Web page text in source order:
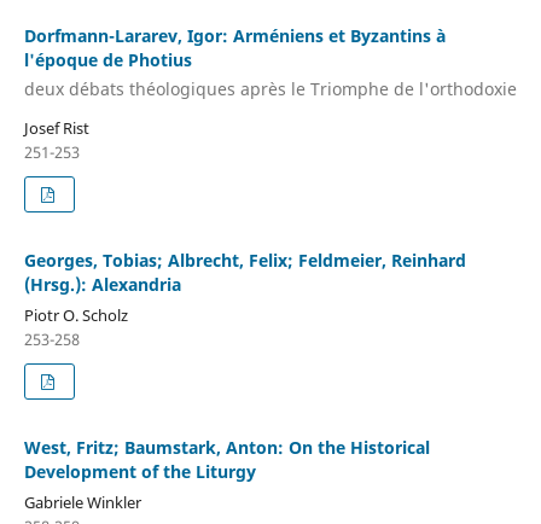
Dorfmann-Lararev, Igor: Arméniens et Byzantins à
l'époque de Photius
deux débats théologiques après le Triomphe de l'orthodoxie
Josef Rist
251-253
Georges, Tobias; Albrecht, Felix; Feldmeier, Reinhard
(Hrsg.): Alexandria
Piotr O. Scholz
253-258
West, Fritz; Baumstark, Anton: On the Historical
Development of the Liturgy
Gabriele Winkler